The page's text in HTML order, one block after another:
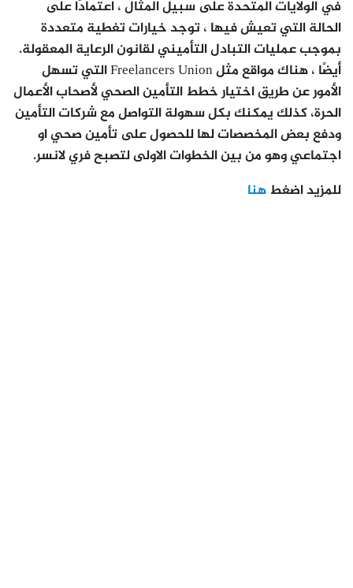
في الولايات المتحدة على سبيل المثال ، اعتمادًا على
الحالة التي تعيش فيها ، توجد خيارات تغطية متعددة
بموجب عمليات التبادل التأميني لقانون الرعاية المعقولة.
أيضًا ، هناك مواقع مثل Freelancers Union التي تسهل
الأمور عن طريق اختيار خطط التأمين الصحي لأصحاب الأعمال
الحرة، كذلك يمكنك بكل سهولة التواصل مع شركات التأمين
ودفع بعض المخصصات لها للحصول على تأمين صحي او
اجتماعي وهو من بين الخطوات الاولى لتصبح فري لانسر.
للمزيد اضغط هنا